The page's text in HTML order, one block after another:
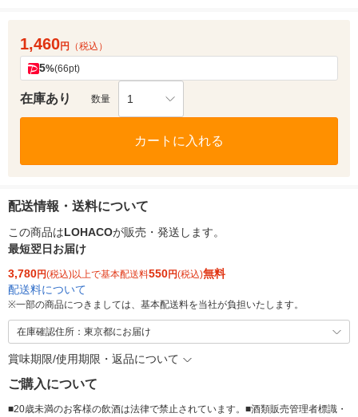
1,460円 （税込）
5%(66pt)
在庫あり 数量 1
カートに入れる
配送情報・送料について
この商品はLOHACOが販売・発送します。
最短翌日お届け
3,780円(税込)以上で基本配送料550円(税込)無料
配送料について
※一部の商品につきましては、基本配送料を当社が負担いたします。
在庫確認住所：東京都にお届け
賞味期限/使用期限・返品について
ご購入について
■20歳未満のお客様の飲酒は法律で禁止されています。■酒類販売管理者標識・